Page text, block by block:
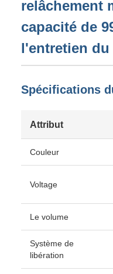
relâchement
capacité de
l'entretien
Spécifications
Attribut
Couleur
Voltage
Le volume
Système de
libération